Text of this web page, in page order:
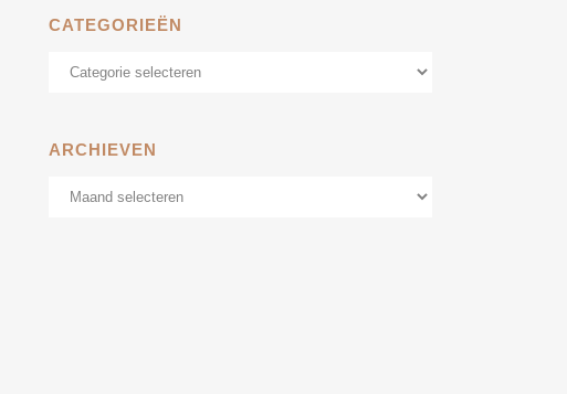
CATEGORIEËN
Categorieën
ARCHIEVEN
Archieven